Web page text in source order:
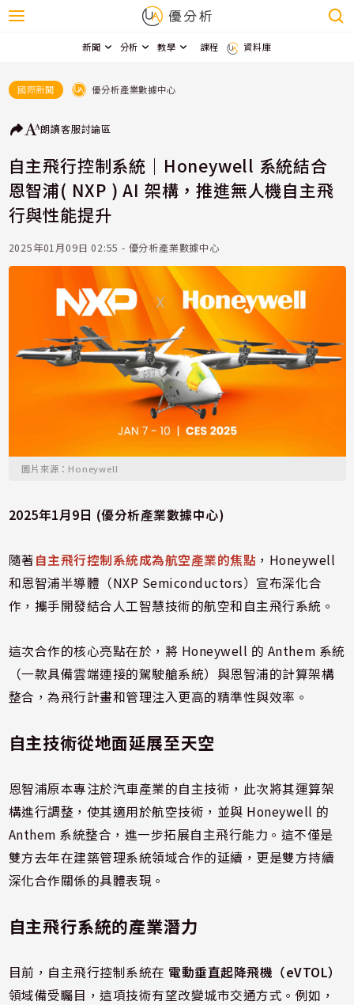
新聞 分析 教學 課程 資料庫
國際新聞 優分析產業數據中心
朗讀客服討論區
自主飛行控制系統｜Honeywell 系統結合
恩智浦( NXP ) AI 架構，推進無人機自主飛
行與性能提升
2025年01月09日 02:55 - 優分析產業數據中心
圖片來源：Honeywell
2025年1月9日 (優分析產業數據中心)
隨著自主飛行控制系統成為航空產業的焦點 ，Honeywell
和恩智浦半導體（NXP Semiconductors）宣布深化合
作，攜手開發結合人工智慧技術的航空和自主飛行系統。
這次合作的核心亮點在於，將 Honeywell 的 Anthem 系統
（一款具備雲端連接的駕駛艙系統）與恩智浦的計算架構
整合，為飛行計畫和管理注入更高的精準性與效率。
自主技術從地面延展至天空
恩智浦原本專注於汽車產業的自主技術，此次將其運算架
構進行調整，使其適用於航空技術，並與 Honeywell 的
Anthem 系統整合，進一步拓展自主飛行能力。這不僅是
雙方去年在建築管理系統領域合作的延續，更是雙方持續
深化合作關係的具體表現。
自主飛行系統的產業潛力
目前，自主飛行控制系統在 電動垂直起降飛機（eVTOL）
領域備受矚目，這項技術有望改變城市交通方式。例如，